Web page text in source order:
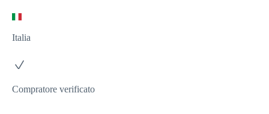
Italia
Compratore verificato